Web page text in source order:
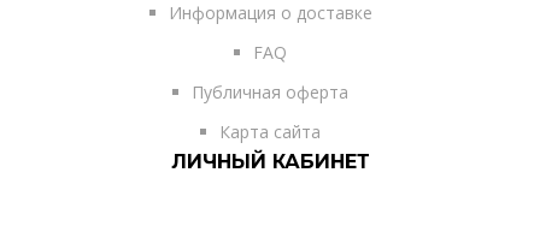
Информация о доставке
FAQ
Публичная оферта
Карта сайта
ЛИЧНЫЙ КАБИНЕТ